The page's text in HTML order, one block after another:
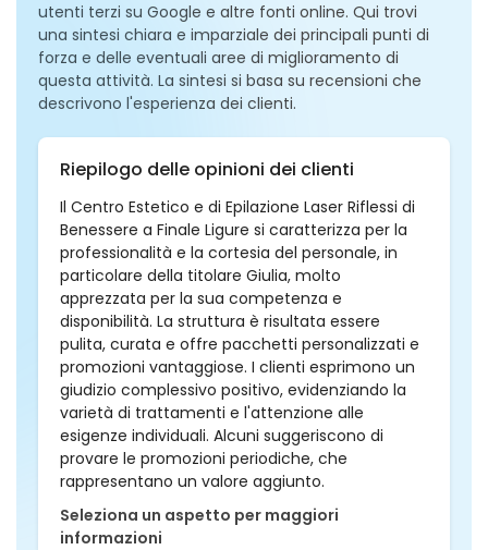
utenti terzi su Google e altre fonti online. Qui trovi
una sintesi chiara e imparziale dei principali punti di
forza e delle eventuali aree di miglioramento di
questa attività. La sintesi si basa su recensioni che
descrivono l'esperienza dei clienti.
Riepilogo delle opinioni dei clienti
Il Centro Estetico e di Epilazione Laser Riflessi di
Benessere a Finale Ligure si caratterizza per la
professionalità e la cortesia del personale, in
particolare della titolare Giulia, molto
apprezzata per la sua competenza e
disponibilità. La struttura è risultata essere
pulita, curata e offre pacchetti personalizzati e
promozioni vantaggiose. I clienti esprimono un
giudizio complessivo positivo, evidenziando la
varietà di trattamenti e l'attenzione alle
esigenze individuali. Alcuni suggeriscono di
provare le promozioni periodiche, che
rappresentano un valore aggiunto.
Seleziona un aspetto per maggiori
informazioni